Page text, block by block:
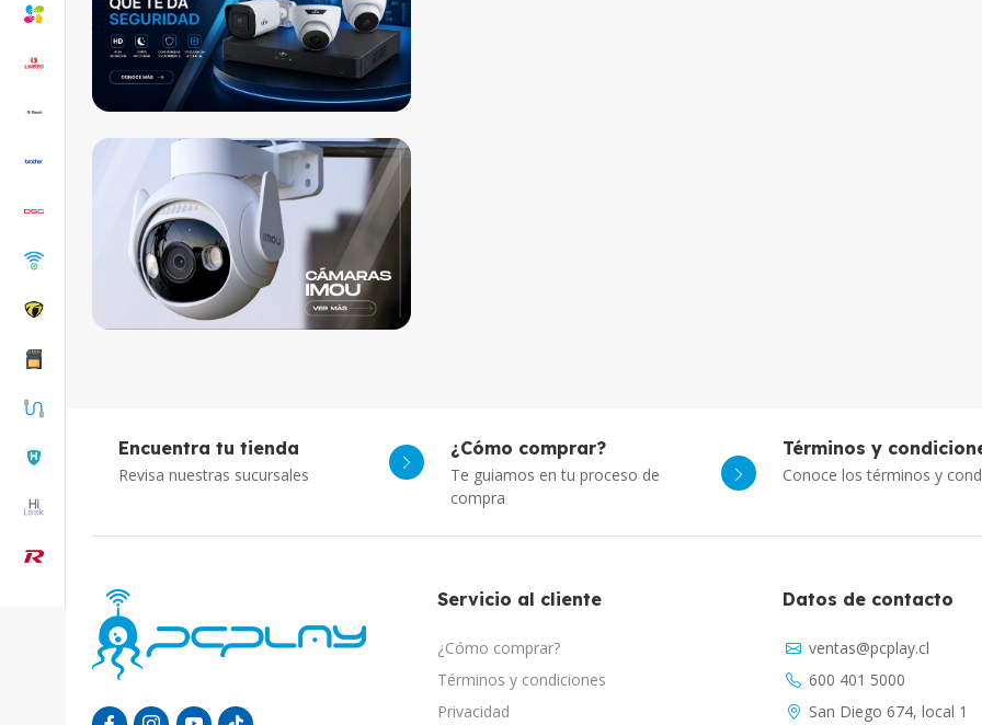
Encuentra tu tienda
Revisa nuestras sucursales
¿Cómo comprar?
Te guiamos en tu proceso de
compra
Términos y
Conoce los términos y
Servicio al cliente
¿Cómo comprar?
Términos y condiciones
Privacidad
Datos de contacto
ventas@pcplay.cl
600 401 5000
San Diego 674, local 1